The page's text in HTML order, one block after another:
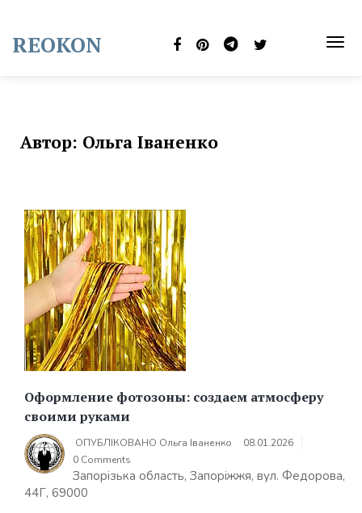
content
REOKON
Автор: Ольга Іваненко
Оформление фотозоны: создаем атмосферу
своими руками
ОПУБЛІКОВАНО Ольга Іваненко
08.01.2026
0 Comments
Запорізька область, Запоріжжя, вул. Федорова,
44Г, 69000